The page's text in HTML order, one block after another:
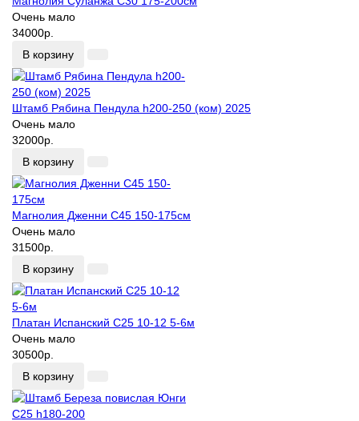
Очень мало
34000р.
В корзину
Штамб Рябина Пендула h200-250 (ком) 2025
Очень мало
32000р.
В корзину
Магнолия Дженни С45 150-175см
Очень мало
31500р.
В корзину
Платан Испанский С25 10-12 5-6м
Очень мало
30500р.
В корзину